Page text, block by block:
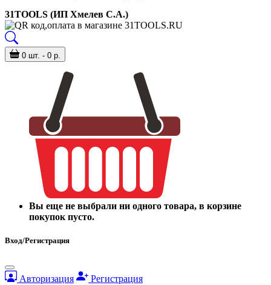
31TOOLS (ИП Хмелев С.А.)
0 шт. - 0 р.
Вы еще не выбрали ни одного товара, в корзине
покупок пусто.
Вход/Регистрация
Авторизация Регистрация